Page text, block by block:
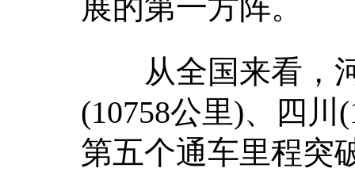
展的第一方阵。
从全国来看，河
(10758公里)、四川
第五个通车里程突